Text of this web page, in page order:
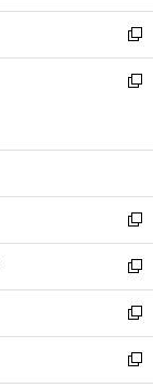
開
く
ウ
で
開
く
ン
ド
ウ
で
ウ
ィ
ン
ド
開
新
し
い
ン
ウ
で
開
く
新
ウ
ン
ド
ウ
で
開
く
新
し
い
ウ
ィ
ン
ド
ウ
新
し
い
ウ
ィ
新
し
い
新